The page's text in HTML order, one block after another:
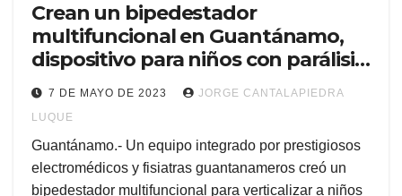
Crean un bipedestador
multifuncional en Guantánamo,
dispositivo para niños con parálisis
cerebral.
7 DE MAYO DE 2023
JORGE CANTALAPIEDRA
LUQUE
Guantánamo.- Un equipo integrado por prestigiosos
electromédicos y fisiatras guantanameros creó un
bipedestador multifuncional para verticalizar a niños